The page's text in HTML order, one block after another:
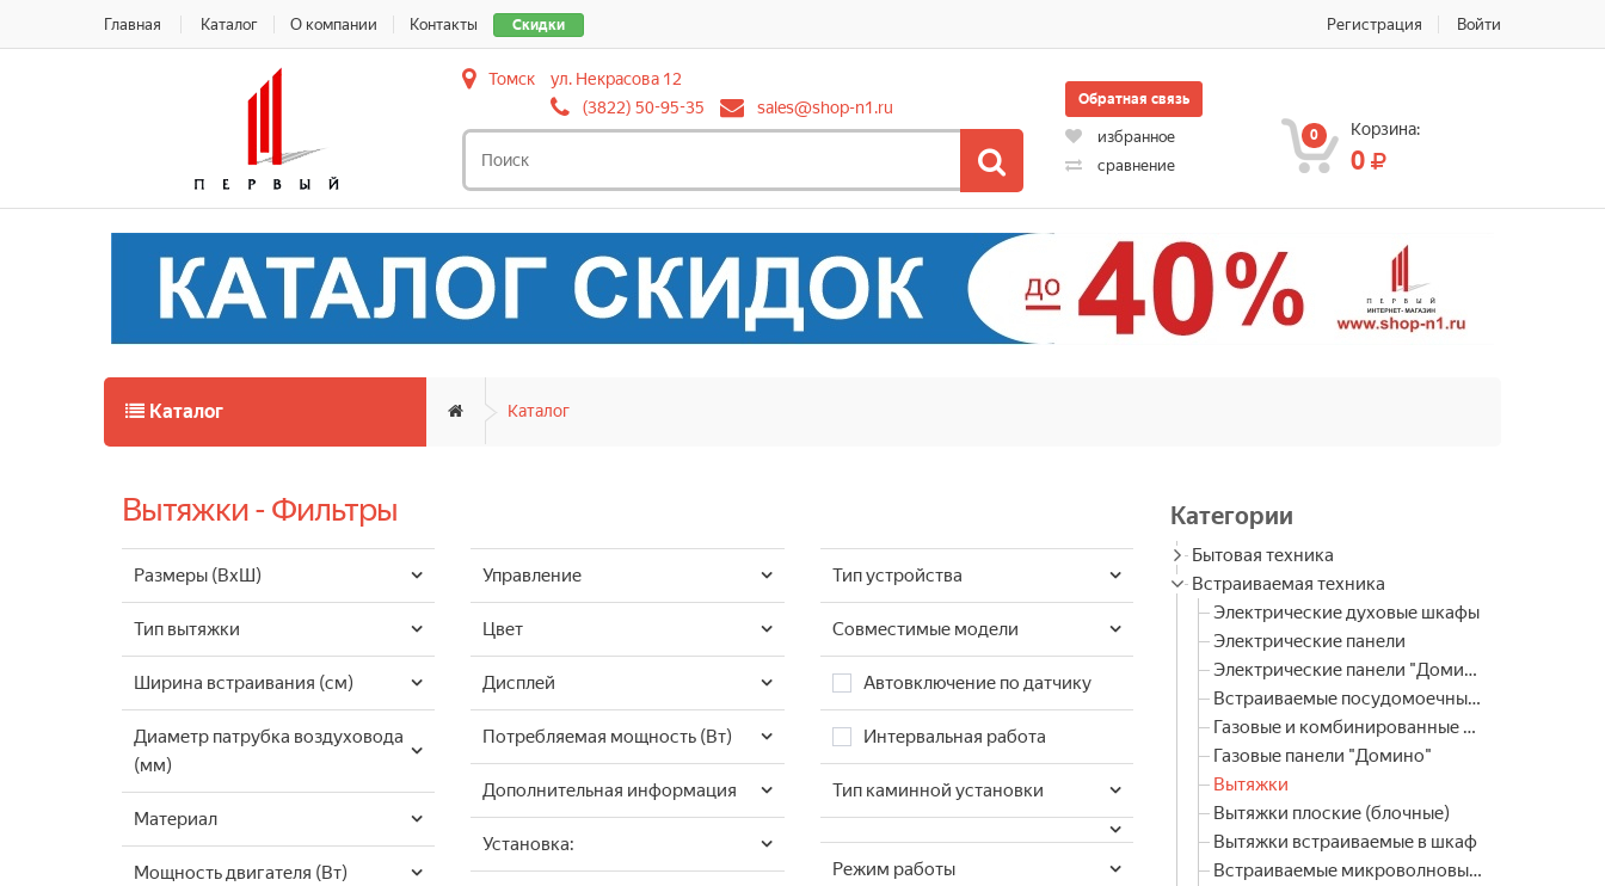
Скидки
Главная Каталог О компании Контакты Регистрация Войти
Томск
ул. Некрасова 12
(3822) 50-95-35
sales@shop-n1.ru Обратная связь
избранное
сравнение
0 Корзина:
0
Каталог Каталог
Вытяжки - Фильтры
Размеры (ВхШ)
Тип вытяжки
Ширина встраивания (см)
Диаметр патрубка воздуховода
(мм)
Материал
Мощность двигателя (Вт)
Управление
Цвет
Дисплей
Потребляемая мощность (Вт)
Дополнительная информация
Установка:
Тип устройства
Совместимые модели
Автовключение по датчику
Интервальная работа
Тип каминной установки
Режим работы
Категории
Бытовая техника
Встраиваемая техника
Электрические духовые шкафы
Электрические панели
Электрические панели "Домино"
Встраиваемые посудомоечные машины
Газовые и комбинированные панели
Газовые панели "Домино"
Вытяжки
Вытяжки плоские (блочные)
Вытяжки встраиваемые в шкаф
Встраиваемые микроволновые печи